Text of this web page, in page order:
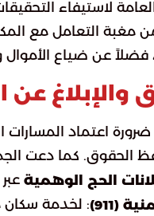
العامة لاستيفاء
من مغبة التعامل مع
فضلاً عن ضياع
والإبلاغ
اعتماد المسارات
الحقوق. كما دعت
الحج الوهمية
(911)
: لخدمة سكان